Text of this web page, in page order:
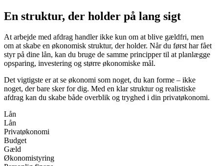
En struktur, der holder på lang sigt
At arbejde med afdrag handler ikke kun om at blive gældfri, men
om at skabe en økonomisk struktur, der holder. Når du først har fået
styr på dine lån, kan du bruge de samme principper til at planlægge
opsparing, investering og større økonomiske mål.
Det vigtigste er at se økonomi som noget, du kan forme – ikke
noget, der bare sker for dig. Med en klar struktur og realistiske
afdrag kan du skabe både overblik og tryghed i din privatøkonomi.
Lån
Lån
Privatøkonomi
Budget
Gæld
Økonomistyring